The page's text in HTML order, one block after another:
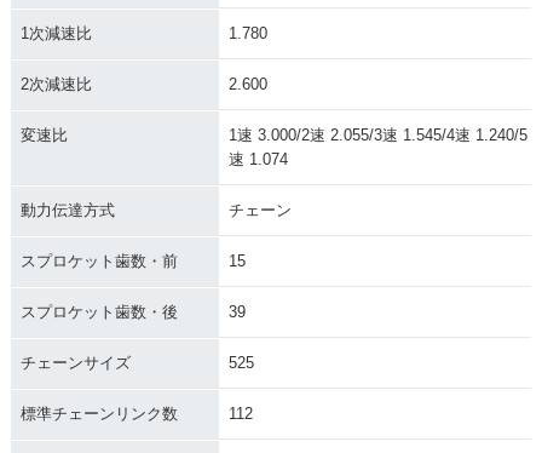
1次減速比 1.780
2次減速比 2.600
変速比
1速 3.000/2速 2.055/3速 1.545/4速 1.240/5
速 1.074
動力伝達方式 チェーン
スプロケット歯数・前 15
スプロケット歯数・後 39
チェーンサイズ 525
標準チェーンリンク数 112